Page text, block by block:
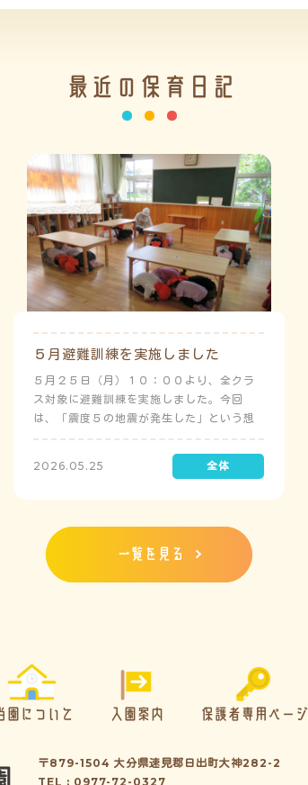
最近の保育日記
５月避難訓練を実施しました
５月２５日（月）１０：００より、全クラ
ス対象に避難訓練を実施しました。今回
は、「震度５の地震が発生した」という想
定で実施し、園児たちが職員の指示に従い
訓練に取り組みました。前庭（駐車場）に
全体集合をして人数確認をした後、各クラ
難することを想定（敷地面積が広いため）
しており、地震時の避難対応マニュアルの
作成を行政より免除されています。また、
2026.05.25
一覧を見る
園について 入園案内 保護者専用ページ
〒879-1504 大分県速見郡日出町大神282-2
TEL : 0977-72-0327